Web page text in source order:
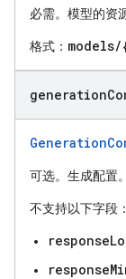
必需。模型的资
格式：
generation
可选。生成配置。
不支持以下字段：